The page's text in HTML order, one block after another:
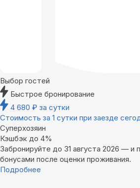
Выбор гостей
Быстрое бронирование
4 680 ₽ за сутки
Стоимость за 1 сутки при заезде
Суперхозяин
Кэшбэк до 4%
Забронируйте до 31 августа 2026 — и
бонусами после оценки проживания.
Подробнее